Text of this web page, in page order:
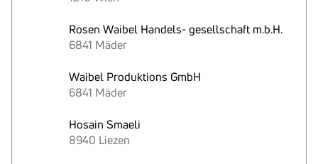
Rosen Waibel Handels- gesellschaft m.b.H.
6841 Mäder
Waibel Produktions GmbH
6841 Mäder
Hosain Smaeli
8940 Liezen